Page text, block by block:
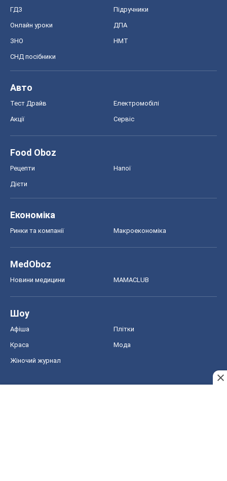
ГДЗ Підручники
Онлайн уроки ДПА
ЗНО НМТ
СНД посібники
Авто
Тест Драйв Електромобілі
Акції Сервіс
Food Oboz
Рецепти Напої
Дієти
Економіка
Ринки та компанії Макроекономіка
MedOboz
Новини медицини MAMACLUB
Шоу
Афіша Плітки
Краса Мода
Жіночий журнал